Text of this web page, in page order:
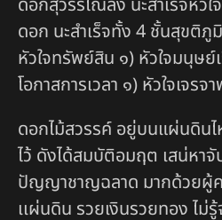
ดอก นะสำเร็จทั้ง 4 ชั้นสุขติภูมิ
หัวใจทรัพย์สิน ๑) หัวใจมนุษ
โอกาสการเวลา ๑) หัวใจเจรจ
ดอกไม้สวรรค์ อยู่บนแผ่นดิน
ไว้ ดังได้สมบัติอมฤต เสน่หา
ปัญญาชาญฉลาด มากด้วยผู้
เเผ่นดิน รวยเงินรวยทอง ไม่